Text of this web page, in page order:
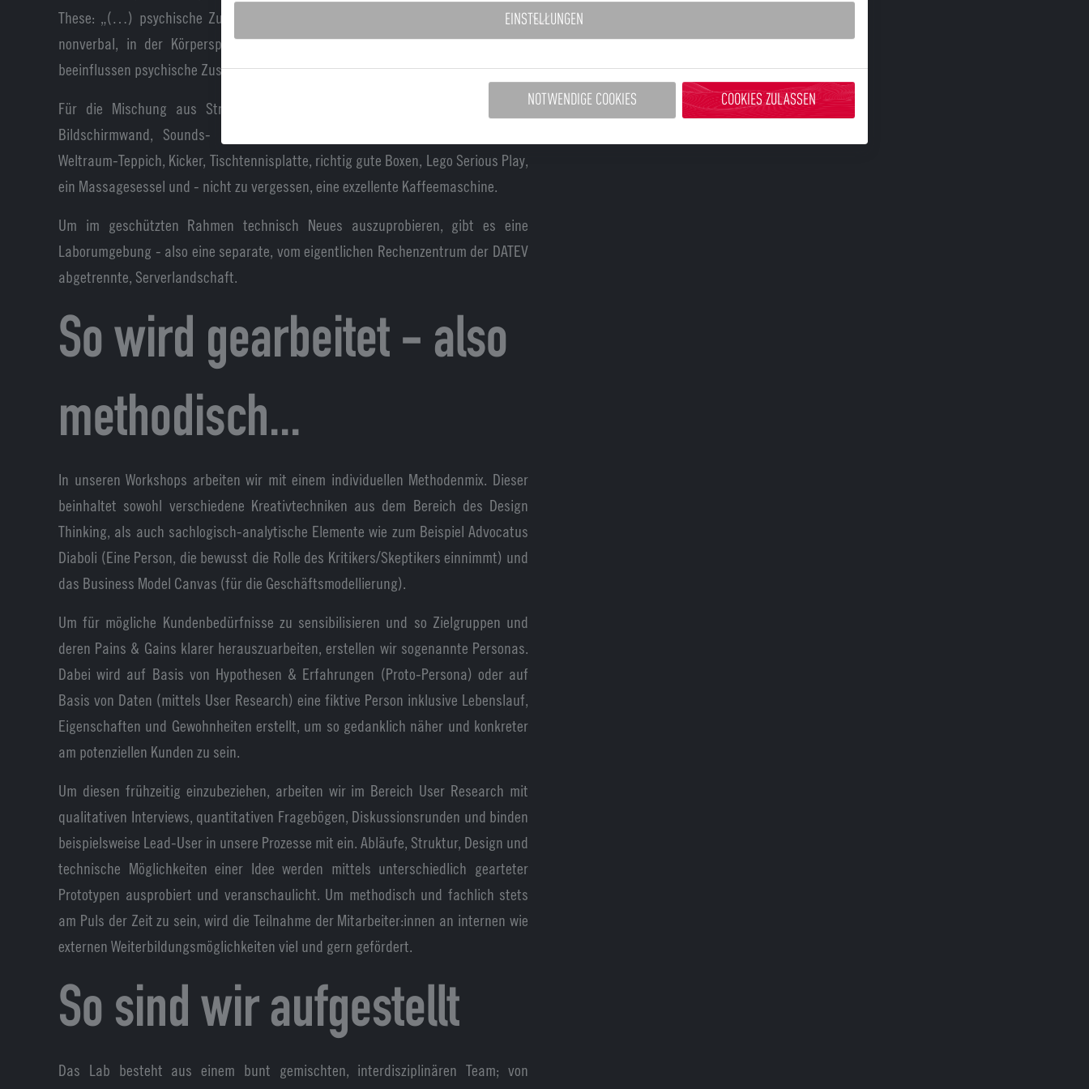
These: „(…) psychische Zustände drücken sich nicht nur im Körper aus, also
nonverbal, in der Körpersprache und Haltung, sondern auch Körperzustände
beeinflussen psychische Zustände“ (Stangl, 2022).
Für die Mischung aus Struktur & Kreativität haben wir Moderationskoffer,
Bildschirmwand, Sounds- und Kamerasystem, Sitzsäcke, Meeres-Fototapete,
Weltraum-Teppich, Kicker, Tischtennisplatte, richtig gute Boxen, Lego Serious Play,
ein Massagesessel und - nicht zu vergessen, eine exzellente Kaffeemaschine.
Um im geschützten Rahmen technisch Neues auszuprobieren, gibt es eine
Laborumgebung - also eine separate, vom eigentlichen Rechenzentrum der DATEV
abgetrennte, Serverlandschaft.
So wird gearbeitet - also
methodisch...
In unseren Workshops arbeiten wir mit einem individuellen Methodenmix. Dieser
beinhaltet sowohl verschiedene Kreativtechniken aus dem Bereich des Design
Thinking, als auch sachlogisch-analytische Elemente wie zum Beispiel Advocatus
Diaboli (Eine Person, die bewusst die Rolle des Kritikers/Skeptikers einnimmt) und
das Business Model Canvas (für die Geschäftsmodellierung).
Um für mögliche Kundenbedürfnisse zu sensibilisieren und so Zielgruppen und
deren Pains & Gains klarer herauszuarbeiten, erstellen wir sogenannte Personas.
Dabei wird auf Basis von Hypothesen & Erfahrungen (Proto-Persona) oder auf
Basis von Daten (mittels User Research) eine fiktive Person inklusive Lebenslauf,
Eigenschaften und Gewohnheiten erstellt, um so gedanklich näher und konkreter
am potenziellen Kunden zu sein.
Um diesen frühzeitig einzubeziehen, arbeiten wir im Bereich User Research mit
qualitativen Interviews, quantitativen Fragebögen, Diskussionsrunden und binden
beispielsweise Lead-User in unsere Prozesse mit ein. Abläufe, Struktur, Design und
technische Möglichkeiten einer Idee werden mittels unterschiedlich gearteter
Prototypen ausprobiert und veranschaulicht. Um methodisch und fachlich stets
am Puls der Zeit zu sein, wird die Teilnahme der Mitarbeiter:innen an internen wie
externen Weiterbildungsmöglichkeiten viel und gern gefördert.
So sind wir aufgestellt
Das Lab besteht aus einem bunt gemischten, interdisziplinären Team; von
EINSTELLUNGEN
NOTWENDIGE COOKIES COOKIES ZULASSEN